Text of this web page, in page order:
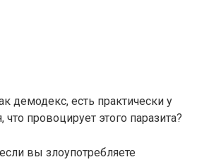
демодекс, есть практически у
провоцирует этого паразита?
вы злоупотребляете